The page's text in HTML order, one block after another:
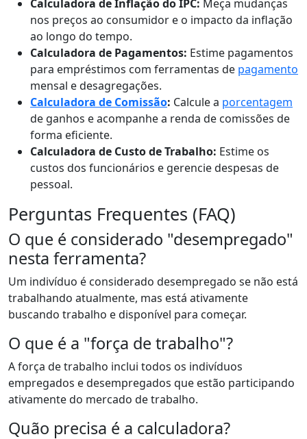
Calculadora de Inflação do IPC: Meça mudanças
nos preços ao consumidor e o impacto da inflação
ao longo do tempo.
Calculadora de Pagamentos: Estime pagamentos
para empréstimos com ferramentas de pagamento
mensal e desagregações.
Calculadora de Comissão: Calcule a porcentagem
de ganhos e acompanhe a renda de comissões de
forma eficiente.
Calculadora de Custo de Trabalho: Estime os
custos dos funcionários e gerencie despesas de
pessoal.
Perguntas Frequentes (FAQ)
O que é considerado "desempregado"
nesta ferramenta?
Um indivíduo é considerado desempregado se não está
trabalhando atualmente, mas está ativamente
buscando trabalho e disponível para começar.
O que é a "força de trabalho"?
A força de trabalho inclui todos os indivíduos
empregados e desempregados que estão participando
ativamente do mercado de trabalho.
Quão precisa é a calculadora?